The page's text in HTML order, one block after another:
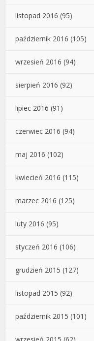
listopad 2016 (95)
październik 2016 (105)
wrzesień 2016 (94)
sierpień 2016 (92)
lipiec 2016 (91)
czerwiec 2016 (94)
maj 2016 (102)
kwiecień 2016 (115)
marzec 2016 (125)
luty 2016 (95)
styczeń 2016 (106)
grudzień 2015 (127)
listopad 2015 (92)
październik 2015 (101)